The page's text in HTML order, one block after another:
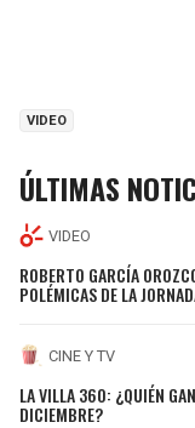
VIDEO
ÚLTIMAS
VIDEO
ROBERTO GARCÍA
POLÉMICAS DE LA
CINE Y TV
LA VILLA 360: ¿QUIÉN
DICIEMBRE?